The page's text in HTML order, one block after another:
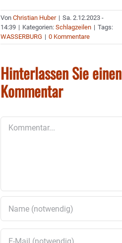
VonChristian Huber | Sa. 2.12.2023 -
14:39 | Kategorien:Schlagzeilen | Tags:
WASSERBURG | 0 Kommentare
Hinterlassen Sie einen
Kommentar